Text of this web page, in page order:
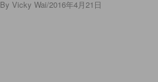
By Vicky Wai/2016年4月21日